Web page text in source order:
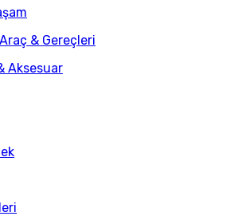
& Gereçleri
Aksesuar